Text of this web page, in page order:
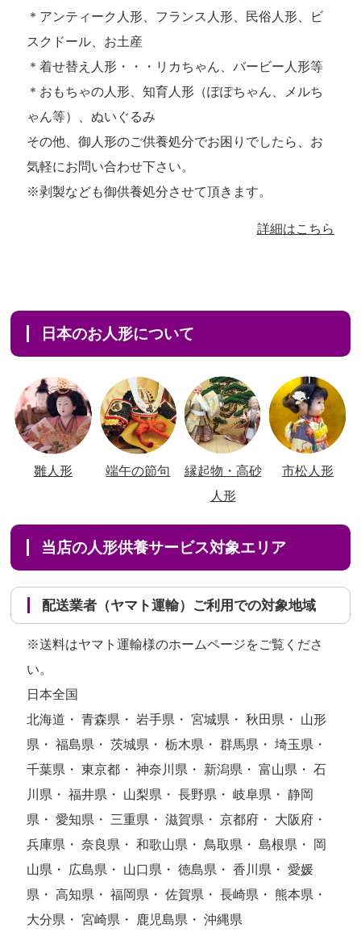
＊アンティーク人形、フランス人形、民俗人形、ビ
スクドール、お土産
＊着せ替え人形・・・リカちゃん、バービー人形等
＊おもちゃの人形、知育人形（ぽぽちゃん、メルち
ゃん等）、ぬいぐるみ
その他、御人形のご供養処分でお困りでしたら、お
気軽にお問い合わせ下さい。
※剥製なども御供養処分させて頂きます。
詳細はこちら
日本のお人形について
雛人形 端午の節句
縁起物・高砂
人形
市松人形
当店の人形供養サービス対象エリア
配送業者（ヤマト運輸）ご利用での対象地域
※送料はヤマト運輸様のホームページをご覧くださ
い。
日本全国
北海道・ 青森県・ 岩手県・ 宮城県・ 秋田県・ 山形
県・ 福島県・ 茨城県・ 栃木県・ 群馬県・ 埼玉県・
千葉県・ 東京都・ 神奈川県・ 新潟県・ 富山県・ 石
川県・ 福井県・ 山梨県・ 長野県・ 岐阜県・ 静岡
県・ 愛知県・ 三重県・ 滋賀県・ 京都府・ 大阪府・
兵庫県・ 奈良県・ 和歌山県・ 鳥取県・ 島根県・ 岡
山県・ 広島県・ 山口県・ 徳島県・ 香川県・ 愛媛
県・ 高知県・ 福岡県・ 佐賀県・ 長崎県・ 熊本県・
大分県・ 宮崎県・ 鹿児島県・ 沖縄県